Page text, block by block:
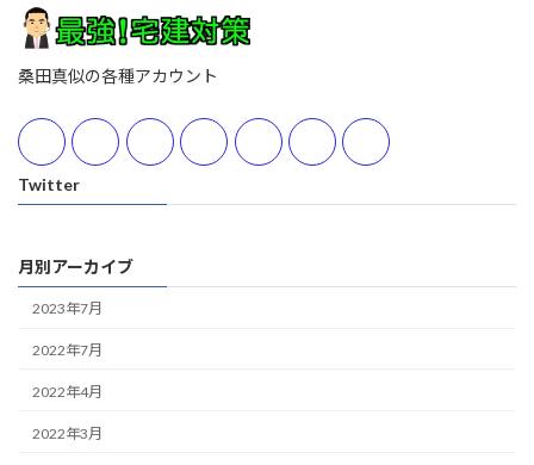
桑田真似の各種アカウント
Twitter
月別アーカイブ
2023年7月
2022年7月
2022年4月
2022年3月